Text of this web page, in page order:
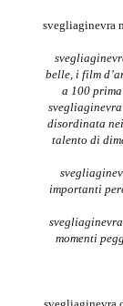
svegliaginevra
belle, i film d’
a 100
disordinata
talento di
importanti
momenti